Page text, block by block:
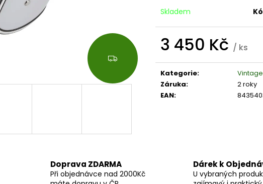
Skladem
3 450 Kč / ks
cena:
Kategorie:
Záruka:
2 roky
EAN:
Z
R
Doprava ZDARMA
Při objednávce nad 2000Kč
Dárek k
U vybraných
ERBALDIMOTO
4 549 Kč
VODĚ ODOLNÉ